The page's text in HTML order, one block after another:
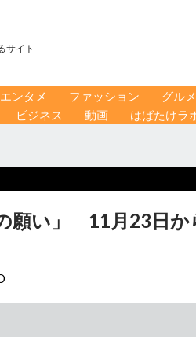
サイト
エンタメ ファッション グルメ
ビジネス 動画 はばたけラ
願い」 11月23日か